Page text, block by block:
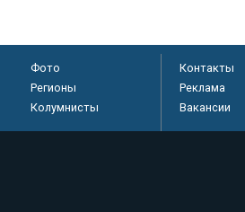
Фото
Регионы
Колумнисты
Контакты
Реклама
Вакансии